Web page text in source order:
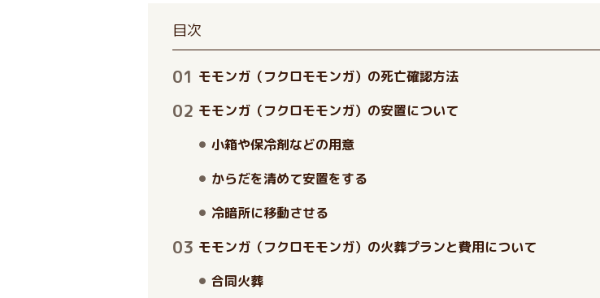
目次
モモンガ（フクロモモンガ）の死亡確認方法
モモンガ（フクロモモンガ）の安置について
小箱や保冷剤などの用意
からだを清めて安置をする
冷暗所に移動させる
モモンガ（フクロモモンガ）の火葬プランと費用について
合同火葬